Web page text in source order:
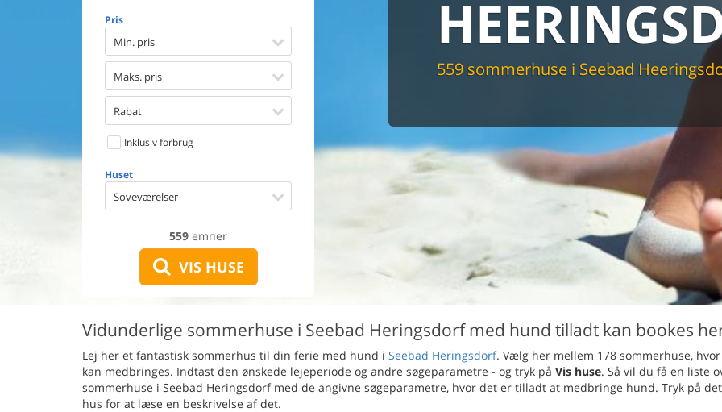
Pris
Min. pris
Maks. pris
Rabat
Inklusiv forbrug
Huset
Soveværelser
559 emner
VIS HUSE
Indhegnet område
Aircondition
Ladestander til elbil
559 sommerhuse i Seebad
Vidunderlige sommerhuse i Seebad Heringsdorf med hund tilladt kan bookes
Lej her et fantastisk sommerhus til din ferie med hund i Seebad Heringsdorf. Vælg her mellem 178 sommerhuse,
kan medbringes. Indtast den ønskede lejeperiode og andre søgeparametre - og tryk på Vis huse. Så vil du få en liste
sommerhuse i Seebad Heringsdorf med de angivne søgeparametre, hvor det er tilladt at medbringe hund. Tryk på
hus for at læse en beskrivelse af det.